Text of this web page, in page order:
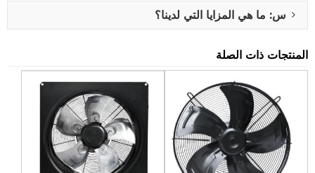
س: ما هي المزايا التي لدينا؟
المنتجات ذات الصلة